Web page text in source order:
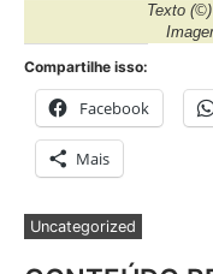
Texto (©)
Compartilhe isso:
Facebook
Mais
Uncategorized